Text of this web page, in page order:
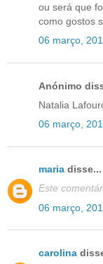
ou será que
como gostos
06 março,
Anónimo
Natalia
06 março,
maria disse...
Este
06 março,
carolina